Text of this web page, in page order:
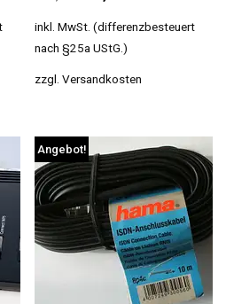
inkl. MwSt. (differenzbesteuert
nach §25a UStG.)
zzgl.Versandkosten
Angebot!